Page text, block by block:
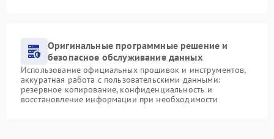
Оригинальные программные решение и
безопасное обслуживание данных
Использование официальных прошивок и инструментов,
аккуратная работа с пользовательскими данными:
резервное копирование, конфиденциальность и
восстановление информации при необходимости